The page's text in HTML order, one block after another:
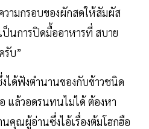
วามกรอบของผักสดให้สัมผัส
นการปิดมื้ออาหารที่ สบาย
รับ”
ได้ฟังตำนานของกับข้าวชนิด
แล้วอดรนทนไม่ได้ ต้องหา
คุณผู้อ่านซึ่งไอ้เรื่องต้มโฮกฮือ